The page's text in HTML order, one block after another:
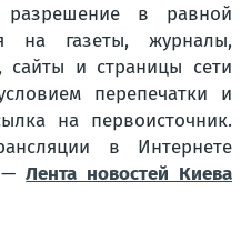
разрешение в равной
на газеты, журналы,
сайты и страницы сети
перепечатки и
на первоисточник.
в Интернете
—Лента новостей Киева